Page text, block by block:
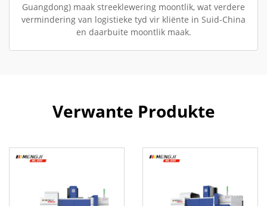
Guangdong) maak streeklewering moontlik, wat verdere
vermindering van logistieke tyd vir kliënte in Suid-China
en daarbuite moontlik maak.
Verwante Produkte